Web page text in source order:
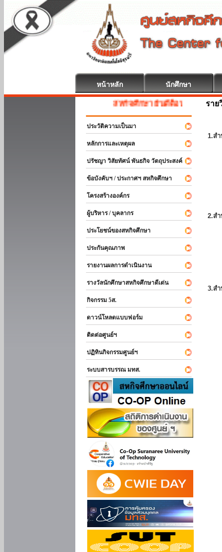
หน้าหลัก นักศึกษา
สหกิจศึกษา ยินดีต้อนรับ
ประวัติความเป็นมา
หลักการและเหตุผล
ปรัชญา วิสัยทัศน์ พันธกิจ วัตถุประสงค์
ข้อบังคับฯ / ประกาศฯ สหกิจศึกษา
โครงสร้างองค์กร
ผู้บริหาร / บุคลากร
ประโยชน์ของสหกิจศึกษา
ประกันคุณภาพ
รายงานผลการดำเนินงาน
รางวัลนักศึกษาสหกิจศึกษาดีเด่น
กิจกรรม 5ส.
ดาวน์โหลดแบบฟอร์ม
ติดต่อศูนย์ฯ
ปฏิทินกิจกรรมศูนย์ฯ
ระบบสารบรรณ มทส.
ราย
1.ส
2.ส
3.ส